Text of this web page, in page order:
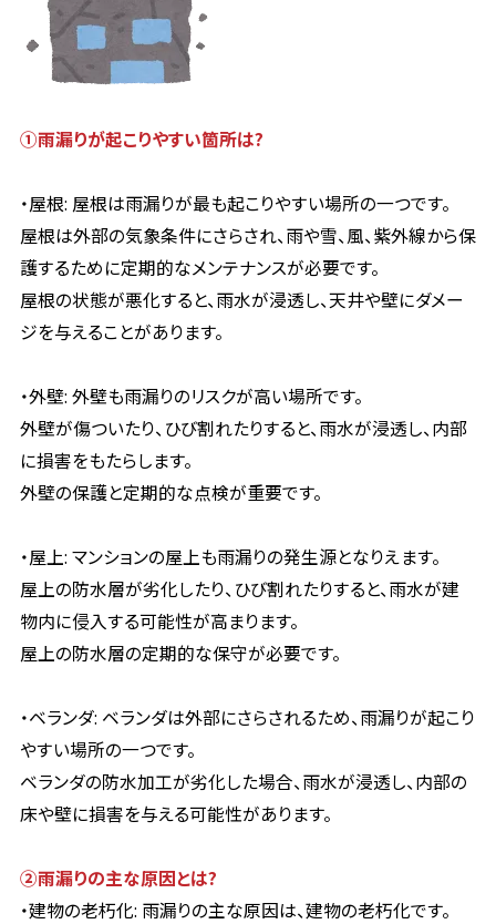
➀雨漏りが起こりやすい箇所は?
・屋根: 屋根は雨漏りが最も起こりやすい場所の一つです。
屋根は外部の気象条件にさらされ、雨や雪、風、紫外線から保
護するために定期的なメンテナンスが必要です。
屋根の状態が悪化すると、雨水が浸透し、天井や壁にダメー
ジを与えることがあります。
・外壁: 外壁も雨漏りのリスクが高い場所です。
外壁が傷ついたり、ひび割れたりすると、雨水が浸透し、内部
に損害をもたらします。
外壁の保護と定期的な点検が重要です。
・屋上: マンションの屋上も雨漏りの発生源となりえます。
屋上の防水層が劣化したり、ひび割れたりすると、雨水が建
物内に侵入する可能性が高まります。
屋上の防水層の定期的な保守が必要です。
・ベランダ: ベランダは外部にさらされるため、雨漏りが起こり
やすい場所の一つです。
ベランダの防水加工が劣化した場合、雨水が浸透し、内部の
床や壁に損害を与える可能性があります。
➁雨漏りの主な原因とは?
・建物の老朽化: 雨漏りの主な原因は、建物の老朽化です。